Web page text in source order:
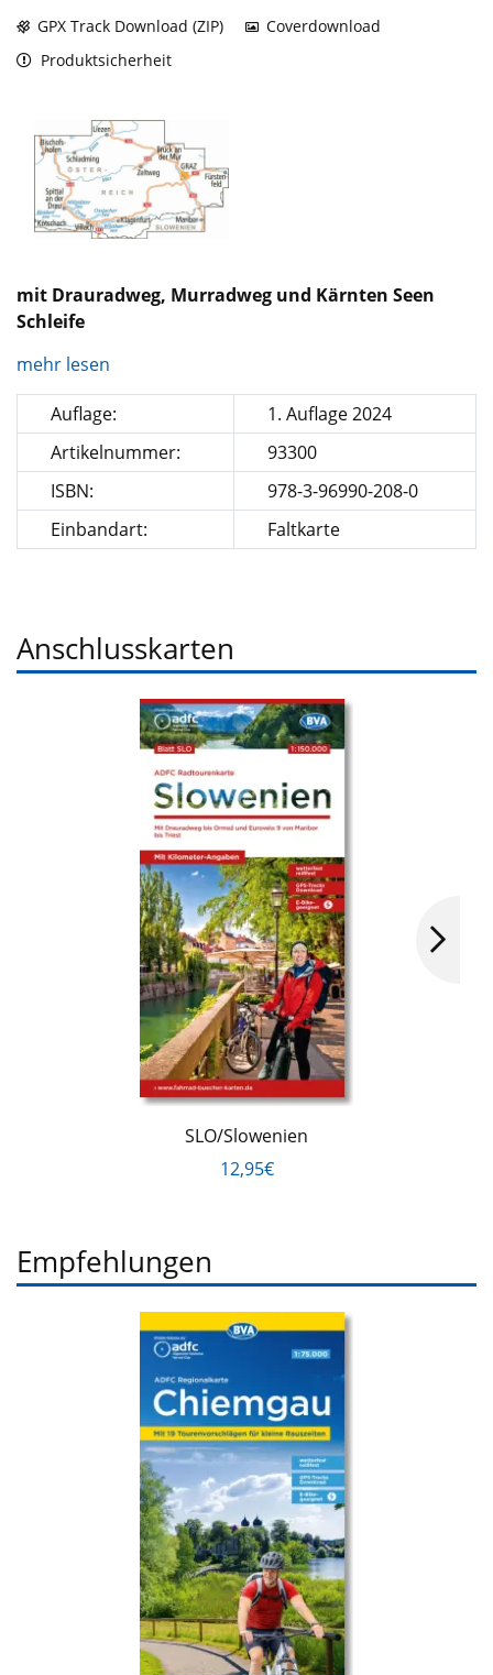
GPX Track Download (ZIP)
Coverdownload
Produktsicherheit
mit Drauradweg, Murradweg und Kärnten Seen
Schleife
mehr lesen
Auflage:
1. Auflage 2024
Artikelnummer:
93300
ISBN:
978-3-96990-208-0
Einbandart:
Faltkarte
Anschlusskarten
SLO/Slowenien
12,95€
Empfehlungen